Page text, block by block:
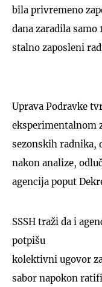
bila privremeno
dana zaradila samo
stalno zaposleni
Uprava Podravke
eksperimentalnom
sezonskih radnika,
nakon analize,
agencija poput
SSSH traži da i
potpišu
kolektivni ugovor
sabor napokon